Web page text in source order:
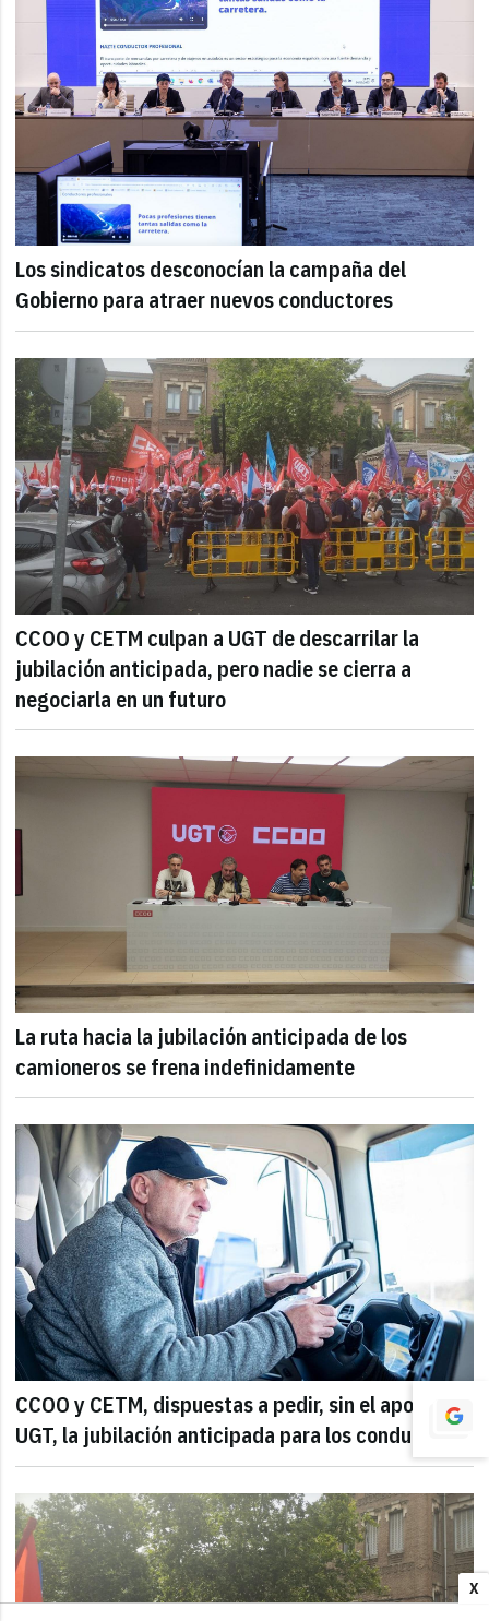
X
Los sindicatos desconocían la campaña del
Gobierno para atraer nuevos conductores
CCOO y CETM culpan a UGT de descarrilar la
jubilación anticipada, pero nadie se cierra a
negociarla en un futuro
La ruta hacia la jubilación anticipada de los
camioneros se frena indefinidamente
CCOO y CETM, dispuestas a pedir, sin el apoyo de
UGT, la jubilación anticipada para los conductores